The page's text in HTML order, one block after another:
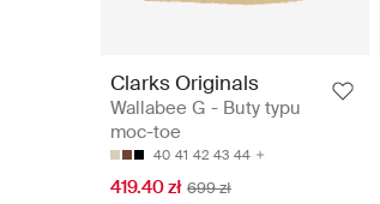
Clarks Originals
Wallabee G - Buty typu
moc-toe
40 41 42 43 44
419.40 zł 699 zł